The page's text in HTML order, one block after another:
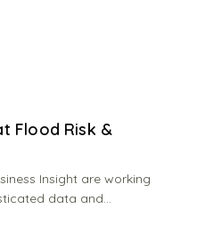
Flood Risk &
Insight are working
data and…